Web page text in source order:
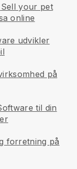
Sell your pet
online
udvikler
på
til din
forretning på